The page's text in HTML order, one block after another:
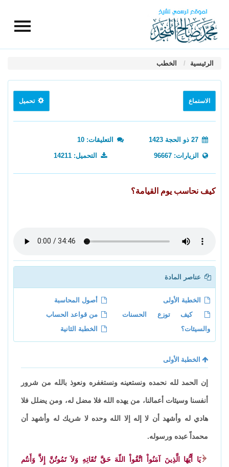
الرئيسية الخطب
الاستماع تحميل
التعليقات: 10
الزيارات: 96667 التحميل: 14211
كيف نحاسب يوم القيامة؟
عناصر المادة
الخطبة الأولى
أصول المحاسبة
كيف توزع الحسنات
والسيئات؟
من قواعد الحساب
الخطبة الثانية
الخطبة الأولى
إن الحمد لله نحمده ونستعينه ونستغفره ونعوذ بالله من شرور
أنفسنا وسيئات أعمالنا، من يهده الله فلا مضل له، ومن يضلل فلا
هادي له وأشهد أن لا إله إلا الله وحده لا شريك له وأشهد أن
محمداً عبده ورسوله.
يَا أَيُّهَا الَّذِينَ آمَنُواْ اتَّقُواْ اللّهَ حَقَّ تُقَاتِهِ وَلاَ تَمُوتُنَّ إِلاَّ وَأَنتُم